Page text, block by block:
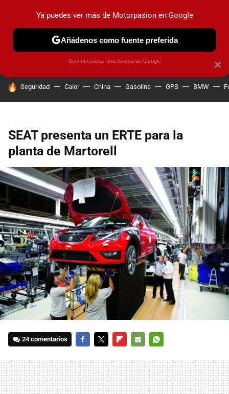
PRUEBAS COCHES ELÉCTRICOS OBSERVATORIO
HOY SE HABLA DE
Seguridad Calor China Gasolina GPS BMW
SEAT presenta un ERTE para la
planta de Martorell
24 comentarios
MAIL
×
Ya puedes ver más de Motorpasion en Google
Añádenos como fuente preferida
Solo necesitas una cuenta de Google